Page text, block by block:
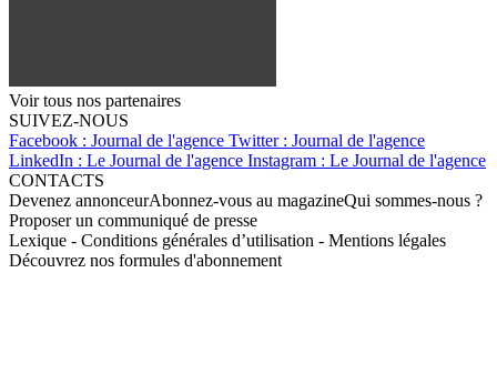
Voir tous nos partenaires
SUIVEZ-NOUS
Facebook : Journal de l'agence Twitter : Journal de l'agence
LinkedIn : Le Journal de l'agence Instagram : Le Journal de l'agence
CONTACTS
Devenez annonceurAbonnez-vous au magazineQui sommes-nous ?
Proposer un communiqué de presse
Lexique - Conditions générales d’utilisation - Mentions légales
Découvrez nos formules d'abonnement